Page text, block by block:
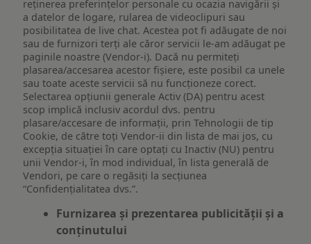
reţinerea preferinţelor personale cu ocazia navigării și
a datelor de logare, rularea de videoclipuri sau
posibilitatea de live chat. Acestea pot fi adăugate de noi
sau de furnizori terți ale căror servicii le-am adăugat pe
paginile noastre (Vendor-i). Dacă nu permiteți
plasarea/accesarea acestor fișiere, este posibil ca unele
sau toate aceste servicii să nu funcționeze corect.
Selectarea opțiunii generale Activ (DA) pentru acest
scop implică inclusiv acordul dvs. pentru
plasare/accesare de informații, prin Tehnologii de tip
Cookie, de către toți Vendor-ii din lista de mai jos, cu
excepția situației în care optați cu Inactiv (NU) pentru
unii Vendor-i, în mod individual, în lista generală de
Vendori, pe care o regăsiți la secțiunea
“Confidențialitatea dvs.”.
Furnizarea și prezentarea publicității și a
conținutului